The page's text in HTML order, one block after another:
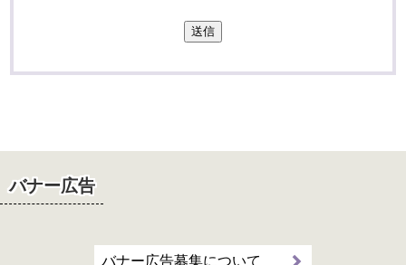
送信
バナー広告
バナー広告募集について